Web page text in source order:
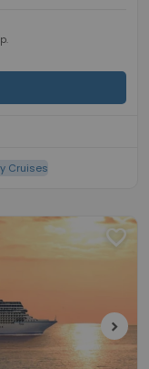
Cruises
favorite
chevron_right